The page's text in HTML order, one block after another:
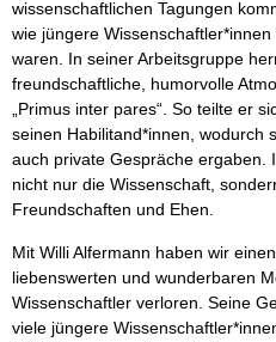
wissenschaftlichen Tagungen
wie jüngere
waren. In seiner Arbeitsgruppe
freundschaftliche, humorvolle
„Primus inter pares“. So teilte er
seinen Habilitand*innen, wodurch
auch private Gespräche ergaben.
nicht nur die Wissenschaft,
Freundschaften und Ehen.
Mit Willi Alfermann haben wir
liebenswerten und wunderbaren
Wissenschaftler verloren. Seine
viele jüngere